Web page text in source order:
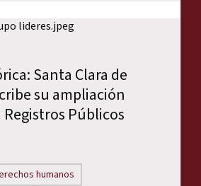
Santa Clara de
su ampliación
Públicos
humanos